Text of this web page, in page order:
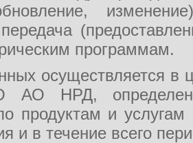
передача
программам.
осуществляется в
НРД, определения
продуктам и
и в течение всего